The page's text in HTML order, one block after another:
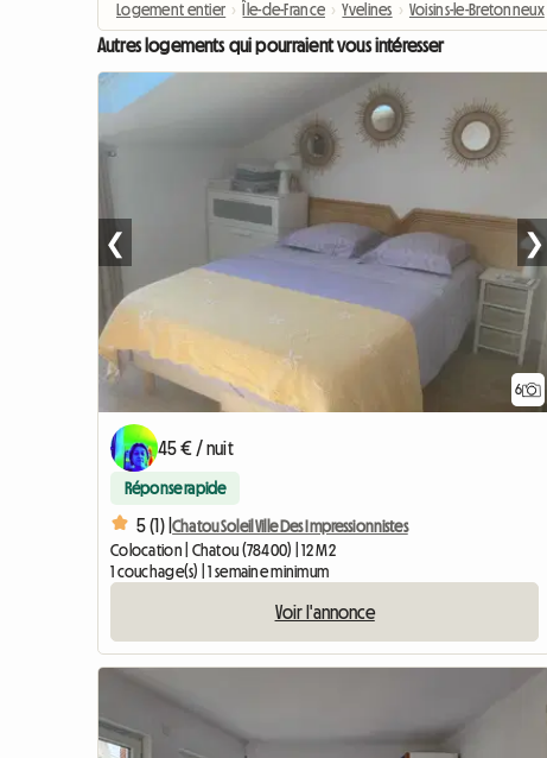
Logement entier › Île-de-France › Yvelines › Voisins-le-Bretonneux
Autres logements qui pourraient vous intéresser
6
❮ ❯
45 € / nuit
Réponse rapide
5 (1) |Chatou Soleil Ville Des Impressionnistes
Colocation | Chatou (78400) | 12 M2
1 couchage(s) | 1 semaine minimum
Voir l'annonce